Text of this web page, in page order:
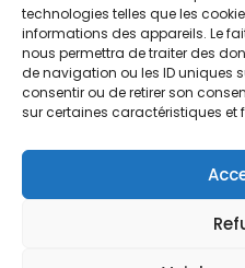
technologies telles que les
informations des appareils. Le
nous permettra de traiter des
de navigation ou les ID uniques
consentir ou de retirer son
sur certaines caractéristiques et